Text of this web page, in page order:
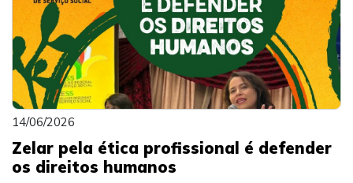
14/06/2026
Zelar pela ética profissional é defender
os direitos humanos